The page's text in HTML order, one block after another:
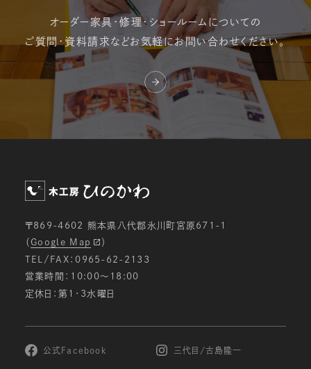
オーダー家具・修理・ ショールームについての
ご質問・資料請求などお気軽にお問い合わせください。
〒869-4602 熊本県八代郡氷川町宮原671-1
（ Google Map
）
TEL/FAX：0965-62-2133
営業時間：10:00〜18:00
定休日：第1・3水曜日
公式Facebook 三代目/古島隆一